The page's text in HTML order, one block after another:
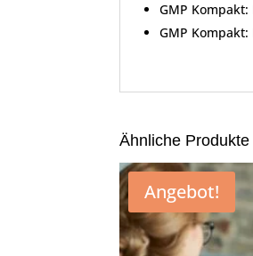
GMP
GMP
Ähnliche Produkte
Angebot!